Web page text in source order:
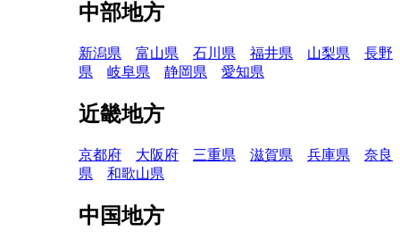
中部地方
新潟県 富山県 石川県 福井県 山梨県
長野
県
岐阜県 静岡県 愛知県
近畿地方
京都府 大阪府 三重県 滋賀県 兵庫県
奈良
県
和歌山県
中国地方